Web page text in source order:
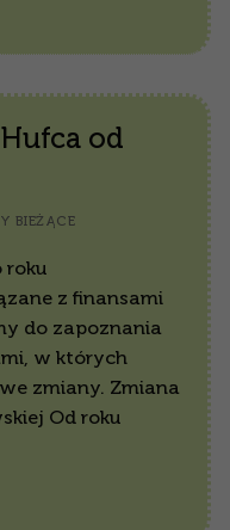
od
BIEŻĄCE
roku
z finansami
do zapoznania
w których
zmiany. Zmiana
Od roku